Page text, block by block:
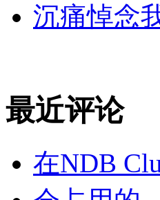
沉痛悼念
最近评论
在NDB